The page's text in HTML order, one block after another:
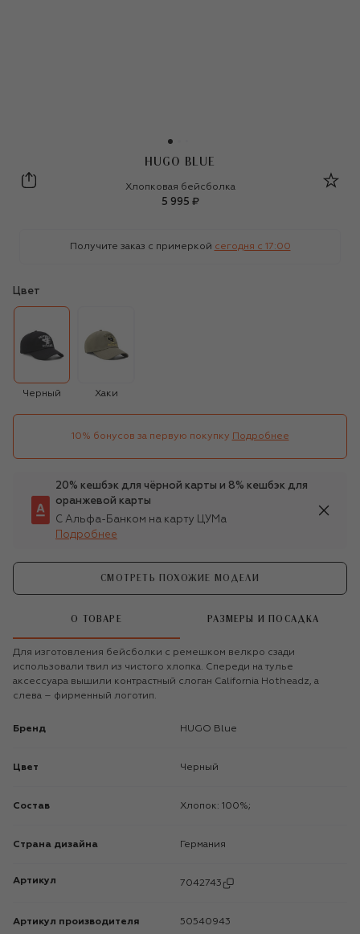
HUGO BLUE
HUGO Blue
Хлопковая бейсболка
5 995 ₽
Получите заказ с примеркой сегодня c 17:00
Цвет
Черный Хаки
10% бонусов за первую покупку Подробнее
20% кешбэк для чёрной карты и 8% кешбэк для
оранжевой карты
С Альфа-Банком на карту ЦУМа
Подробнее
СМОТРЕТЬ ПОХОЖИЕ МОДЕЛИ
О ТОВАРЕ РАЗМЕРЫ И ПОСАДКА
Для изготовления бейсболки с ремешком велкро сзади
использовали твил из чистого хлопка. Спереди на тулье
аксессуара вышили контрастный слоган California Hotheadz, а
слева – фирменный логотип.
Бренд HUGO Blue
Цвет Черный
Состав Хлопок: 100%;
Страна дизайна Германия
Артикул 7042743
Артикул производителя 50540943